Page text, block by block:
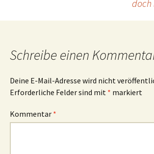
doch
Schreibe einen
Deine E-Mail-Adresse wird nicht
Erforderliche Felder sind mit * markiert
Kommentar *